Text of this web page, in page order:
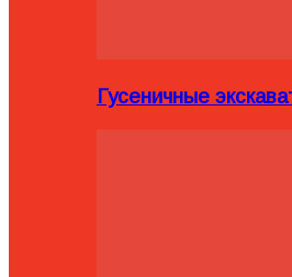
Гусеничные